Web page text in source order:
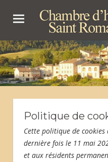
Politique de
Cette politique de
dernière fois le 11 mai
et aux résidents